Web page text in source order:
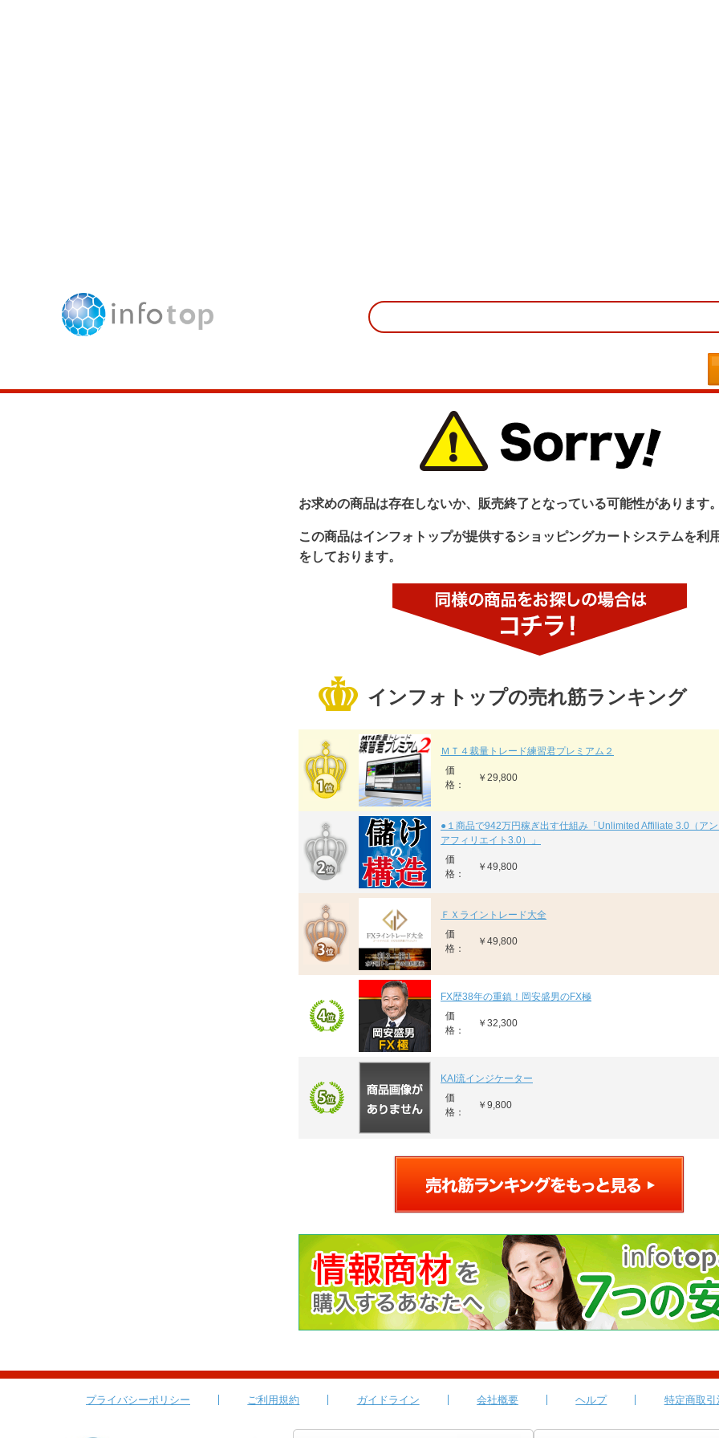
お求めの商品は存在しないか、販売終了となっている可能性があります。
この商品はインフォトップが提供するショッピングカートシステムを利
をしております。
インフォトップの売れ筋ランキング
ＭＴ４裁量トレード練習君プレミアム２
価
格：
￥29,800
●１商品で942万円稼ぎ出す仕組み「Unlimited Affiliate 3.0（ア
アフィリエイト3.0）」
価
格：
￥49,800
ＦＸライントレード大全
価
格：
￥49,800
FX歴38年の重鎮！岡安盛男のFX極
価
格：
￥32,300
KAI流インジケーター
価
格：
￥9,800
プライバシーポリシー ご利用規約 ガイドライン 会社概要 ヘルプ 特定商取